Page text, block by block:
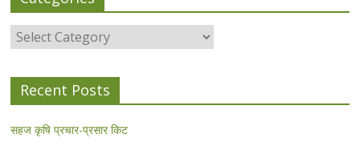
Categories
Recent Posts
सहज कृषि प्रचार-प्रसार किट